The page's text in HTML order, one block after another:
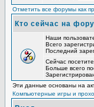
Отметить все форумы как
Кто сейчас на
Наши
Всего
Последний
Сейчас
Больше всего
Эти данные основаны на
Компьютерные игры и